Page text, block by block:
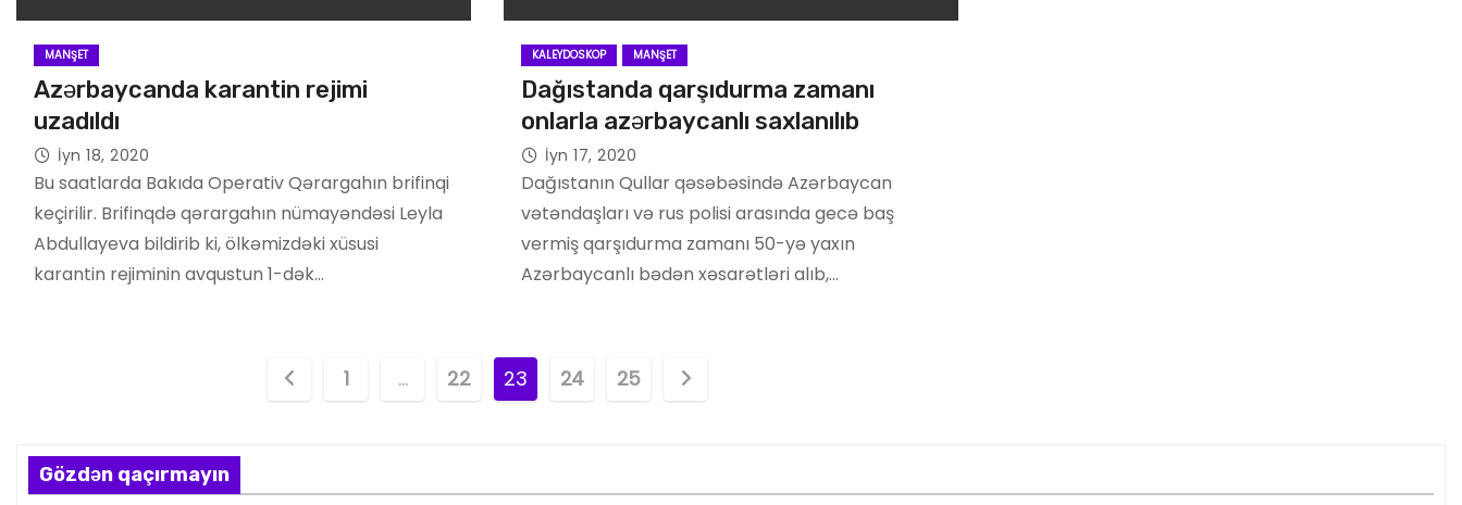
MANŞET
Azərbaycanda karantin rejimi
uzadıldı
İyn 18, 2020
Bu saatlarda Bakıda Operativ Qərargahın brifinqi
keçirilir. Brifinqdə qərargahın nümayəndəsi Leyla
Abdullayeva bildirib ki, ölkəmizdəki xüsusi
karantin rejiminin avqustun 1-dək…
KALEYDOSKOP MANŞET
Dağıstanda qarşıdurma zamanı
onlarla azərbaycanlı saxlanılıb
İyn 17, 2020
Dağıstanın Qullar qəsəbəsində Azərbaycan
vətəndaşları və rus polisi arasında gecə baş
vermiş qarşıdurma zamanı 50-yə yaxın
Azərbaycanlı bədən xəsarətləri alıb,…
1 … 22 23 24 25
Gözdən qaçırmayın